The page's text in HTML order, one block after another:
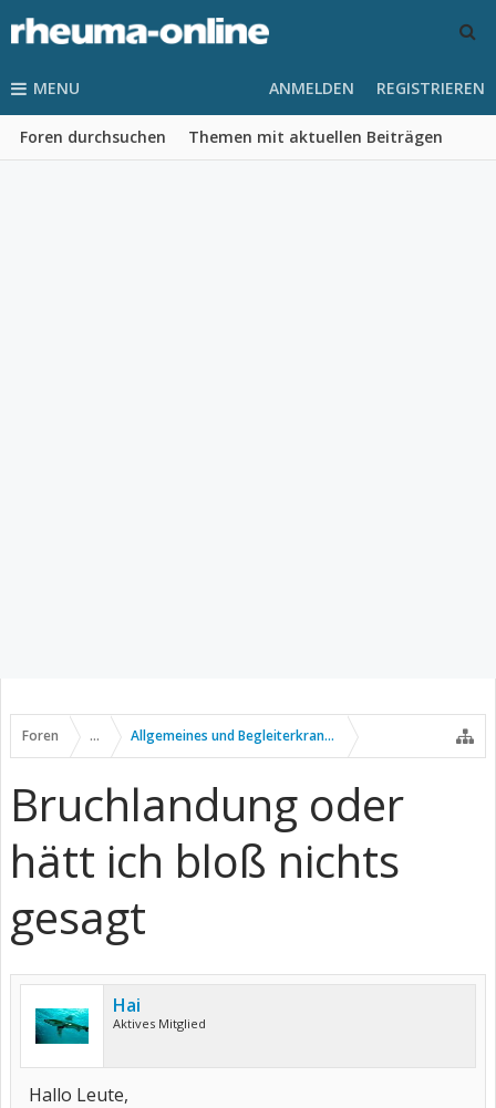
MENU
Foren durchsuchen Themen mit aktuellen Beiträgen
ANMELDEN REGISTRIEREN
Foren ... Allgemeines und Begleiterkrankungen
Bruchlandung oder
hätt ich bloß nichts
gesagt
Hai
Aktives Mitglied
Hallo Leute,